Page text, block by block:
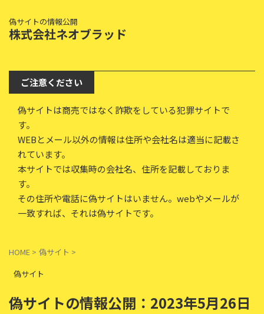
偽サイトの情報公開
株式会社ネオブラッド
ご注意ください
偽サイトは商売ではなく詐欺をしている犯罪サイトで
す。
WEBとメール以外の情報は住所や会社名は適当に記載さ
れています。
本サイトでは収集時の会社名、住所を記載しておりま
す。
その住所や電話に偽サイトはいません。webやメールが
一致すれば、それは偽サイトです。
HOME > 偽サイト >
偽サイト
偽サイトの情報公開：2023年5月26日